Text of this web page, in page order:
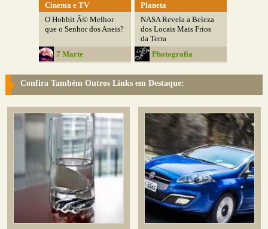
Cinema e TV
O Hobbit Ã© Melhor
que o Senhor dos Aneis?
7 Marte
Planeta
NASA Revela a Beleza
dos Locais Mais Frios
da Terra
Photografia
Confira Também Outros Links em Destaque: